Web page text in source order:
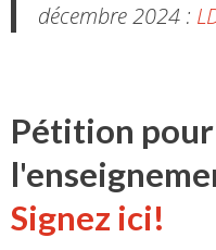
décembre 2024 :
Pétition
Signez ici!